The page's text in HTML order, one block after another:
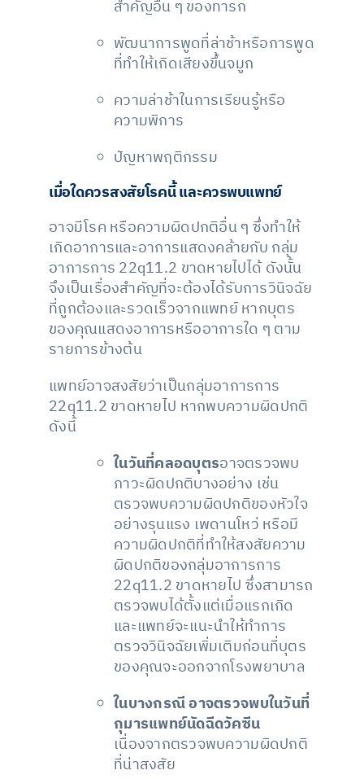
สำคัญอื่น ๆ ของทารก
พัฒนาการพูดที่ล่าช้าหรือการพูด
ที่ทำให้เกิดเสียงขึ้นจมูก
ความล่าช้าในการเรียนรู้หรือ
ความพิการ
ปัญหาพฤติกรรม
เมื่อใดควรสงสัยโรคนี้ และควรพบแพทย์
อาจมีโรค หรือความผิดปกติอื่น ๆ ซึ่งทำให้
เกิดอาการและอาการแสดงคล้ายกับ กลุ่ม
อาการการ 22q11.2 ขาดหายไปได้ ดังนั้น
จึงเป็นเรื่องสำคัญที่จะต้องได้รับการวินิจฉัย
ที่ถูกต้องและรวดเร็วจากแพทย์ หากบุตร
ของคุณแสดงอาการหรืออาการใด ๆ ตาม
รายการข้างต้น
แพทย์อาจสงสัยว่าเป็นกลุ่มอาการการ
22q11.2 ขาดหายไป หากพบความผิดปกติ
ดังนี้
ในวันที่คลอดบุตรอาจตรวจพบ
ภาวะผิดปกติบางอย่าง เช่น
ตรวจพบความผิดปกติของหัวใจ
อย่างรุนแรง เพดานโหว่ หรือมี
ความผิดปกติที่ทำให้สงสัยความ
ผิดปกติของกลุ่มอาการการ
22q11.2 ขาดหายไป ซึ่งสามารถ
ตรวจพบได้ตั้งแต่เมื่อแรกเกิด
และแพทย์จะแนะนำให้ทำการ
ตรวจวินิจฉัยเพิ่มเติมก่อนที่บุตร
ของคุณจะออกจากโรงพยาบาล
ในบางกรณี อาจตรวจพบในวันที่
กุมารแพทย์นัดฉีดวัคซีน
เนื่องจากตรวจพบความผิดปกติ
ที่น่าสงสัย